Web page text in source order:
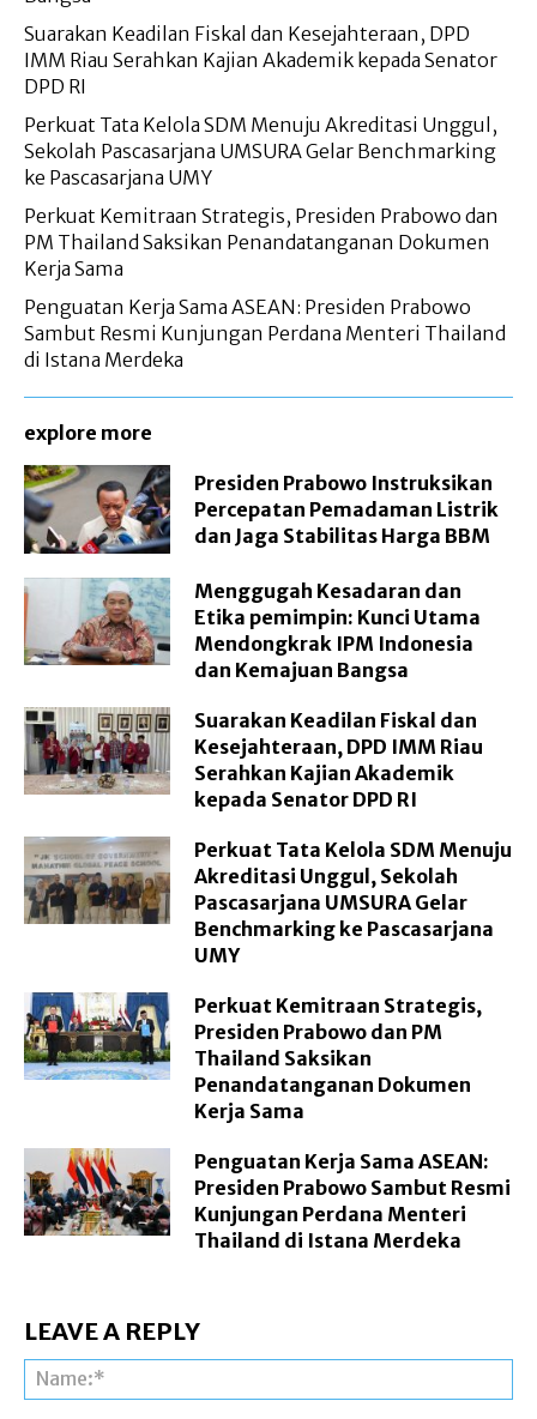
Suarakan Keadilan Fiskal dan Kesejahteraan, DPD
IMM Riau Serahkan Kajian Akademik kepada Senator
DPD RI
Perkuat Tata Kelola SDM Menuju Akreditasi Unggul,
Sekolah Pascasarjana UMSURA Gelar Benchmarking
ke Pascasarjana UMY
Perkuat Kemitraan Strategis, Presiden Prabowo dan
PM Thailand Saksikan Penandatanganan Dokumen
Kerja Sama
Penguatan Kerja Sama ASEAN: Presiden Prabowo
Sambut Resmi Kunjungan Perdana Menteri Thailand
di Istana Merdeka
explore more
Presiden Prabowo Instruksikan
Percepatan Pemadaman Listrik
dan Jaga Stabilitas Harga BBM
Menggugah Kesadaran dan
Etika pemimpin: Kunci Utama
Mendongkrak IPM Indonesia
dan Kemajuan Bangsa
Suarakan Keadilan Fiskal dan
Kesejahteraan, DPD IMM Riau
Serahkan Kajian Akademik
kepada Senator DPD RI
Perkuat Tata Kelola SDM Menuju
Akreditasi Unggul, Sekolah
Pascasarjana UMSURA Gelar
Benchmarking ke Pascasarjana
UMY
Perkuat Kemitraan Strategis,
Presiden Prabowo dan PM
Thailand Saksikan
Penandatanganan Dokumen
Kerja Sama
Penguatan Kerja Sama ASEAN:
Presiden Prabowo Sambut Resmi
Kunjungan Perdana Menteri
Thailand di Istana Merdeka
LEAVE A REPLY